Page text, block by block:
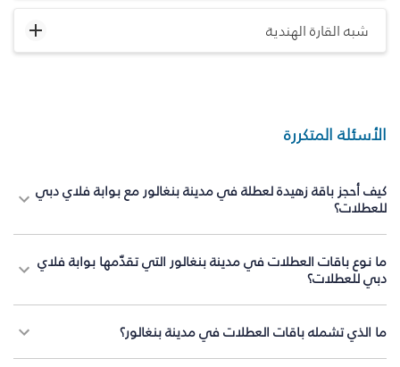
شبه القارة الهندية
الأسئلة المتكررة
كيف أحجز باقة زهيدة لعطلة في مدينة بنغالور مع بوابة فلاي دبي
للعطلات؟
ما نوع باقات العطلات في مدينة بنغالور التي تقدّمها بوابة فلاي
دبي للعطلات؟
ما الذي تشمله باقات العطلات في مدينة بنغالور؟